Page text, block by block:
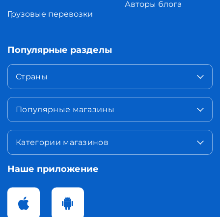
Грузовые перевозки
Авторы блога
Популярные разделы
Страны
Популярные магазины
Категории магазинов
Наше приложение